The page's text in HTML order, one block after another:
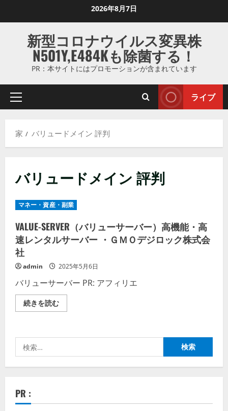
ス
ッ
ま
2026年8月7日
新型コロナウイルス変異株
N501Y,E484Kも除菌する！
PR：本サイトにはプロモーションが含まれています
プ
マ
ニ
ー
ライブ
家 バリュードメイン 評判
バリュードメイン 評判
マネー・資産・副業
VALUE-SERVER（バリューサーバー）高機能・高
速レンタルサーバー ・ＧＭＯデジロック株式会
社
admin 2025年5月6日
バリューサーバー PR: アフィリエ
続きを読むVALUE-
SERVER（バ
サ
ー）
高
レ
索:
PR :